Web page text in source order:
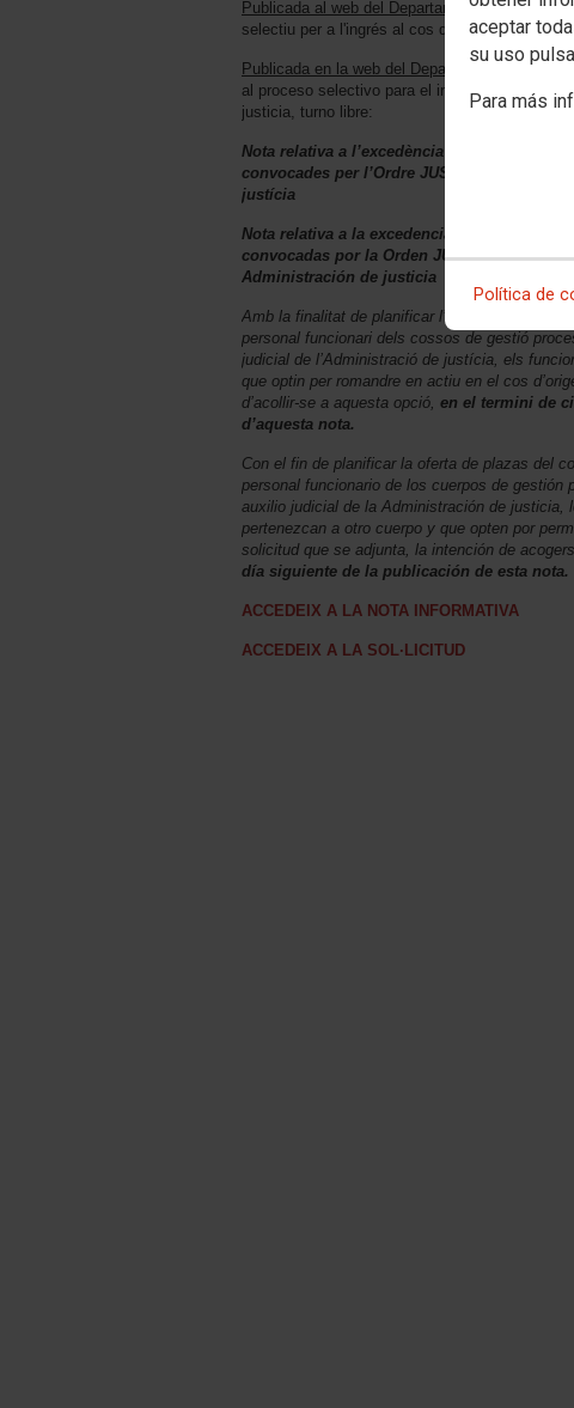
aceptar
su uso
Para más
Política de
Publicada al web del Departament de Justícia
selectiu per a l'ingrés al cos de tramitació
Publicada en la web del Departamento de
al proceso selectivo para el ingreso en el
justicia, turno libre:
Nota relativa a l’excedència del personal
convocades per l’Ordre JUS/60/2020, de 15
justícia
Nota relativa a la excedencia del personal
convocadas por la Orden JUS/60/2020, de
Administración de justicia
Amb la finalitat de planificar l’oferta de places
personal funcionari dels cossos de gestió
judicial de l’Administració de justícia, els
que optin per romandre en actiu en el cos
d’acollir-se a aquesta opció, en el termini de
d’aquesta nota.
Con el fin de planificar la oferta de plazas del
personal funcionario de los cuerpos de
auxilio judicial de la Administración de justicia,
pertenezcan a otro cuerpo y que opten por
solicitud que se adjunta, la intención de
día siguiente de la publicación de esta nota.
ACCEDEIX A LA NOTA INFORMATIVA
ACCEDEIX A LA SOL·LICITUD